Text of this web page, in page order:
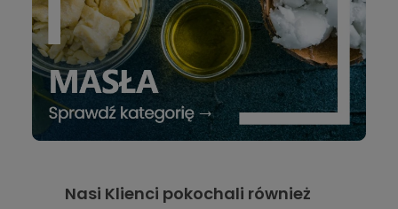
Nasi Klienci pokochali również